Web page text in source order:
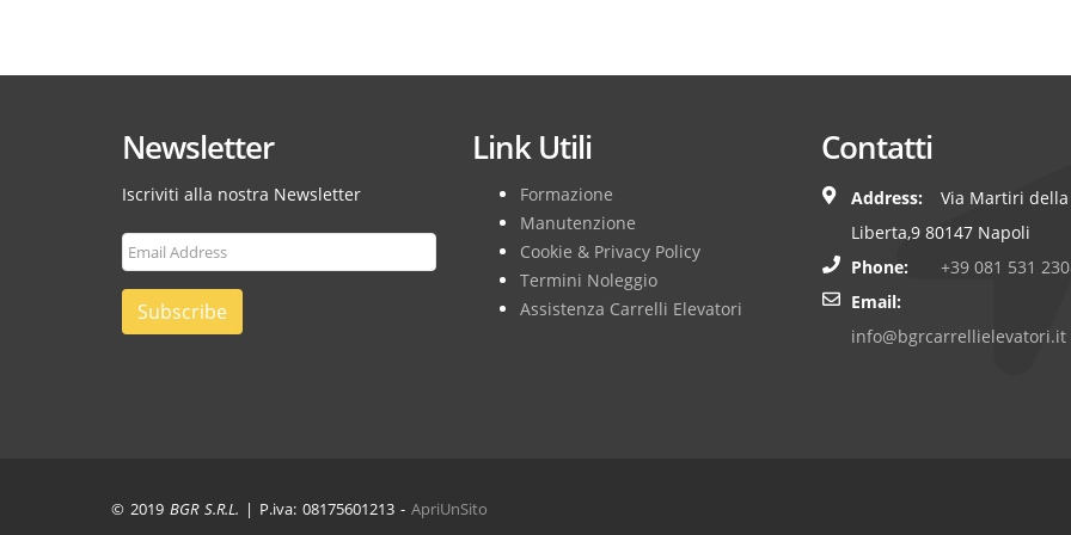
Newsletter
Iscriviti alla nostra Newsletter
Subscribe
Link Utili
Formazione
Manutenzione
Cookie & Privacy Policy
Termini Noleggio
Assistenza Carrelli Elevatori
Contatti
Address:
Via Martiri della
Liberta,9 80147 Napoli
Phone:
+39 081 531
Email:
info@bgrcarrellielevatori.it
© 2019 BGR S.R.L. | P.iva: 08175601213 - ApriUnSito